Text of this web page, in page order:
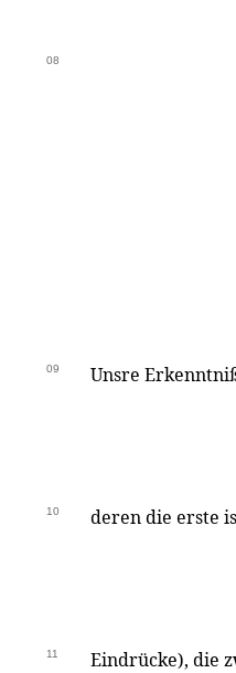
08
09 Unsre
10 deren die erste
11 Eindrücke), die